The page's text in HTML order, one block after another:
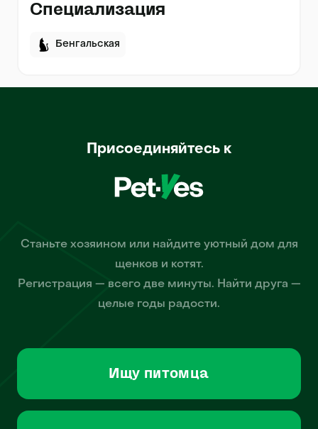
Специализация
Бенгальская
Присоединяйтесь к
Станьте хозяином или найдите уютный дом для
щенков и котят.
Регистрация — всего две минуты. Найти друга —
целые годы радости.
Ищу питомца